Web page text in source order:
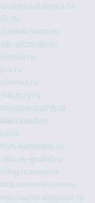
dark-sand.ru
sib-archives.ru
1-mus.ru
factory.ru
bandamn.ru
darksand.ru
kompanij.ru
snow-guard.ru
aalse.ru
movie-one.ru
andreislyusar.ru